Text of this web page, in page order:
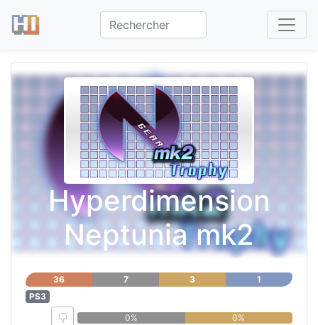
Hyperdimension
Neptunia mk2
36 7 3
1
PS3
0%
0%